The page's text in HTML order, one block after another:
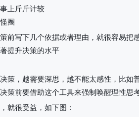
上斤斤计较
圈
前写下几个依据或者理由，就很容易把
提升决策的水平
策，越需要深思，越不能太感性，比如
策前要借助这个工具来强制唤醒理性思
就很受益，如下图：